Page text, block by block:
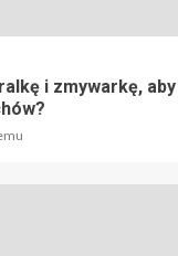
i zmywarkę,